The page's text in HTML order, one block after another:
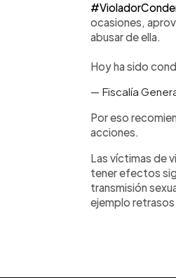
ocasiones,
abusar de ella.
Hoy ha sido
— Fiscalía
Por eso
acciones.
Las víctimas de
tener efectos
transmisión
ejemplo